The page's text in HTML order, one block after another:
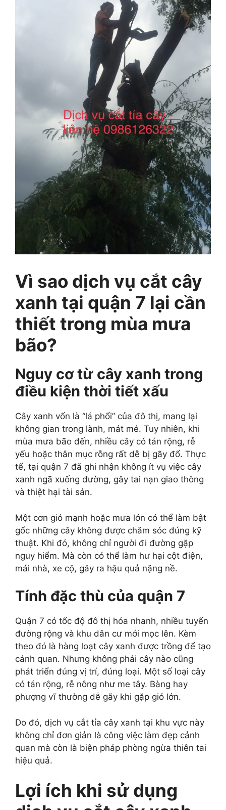
Vì sao dịch vụ cắt cây
xanh tại quận 7 lại cần
thiết trong mùa mưa
bão?
Nguy cơ từ cây xanh trong
điều kiện thời tiết xấu
Cây xanh vốn là “lá phổi” của đô thị, mang lại
không gian trong lành, mát mẻ. Tuy nhiên, khi
mùa mưa bão đến, nhiều cây có tán rộng, rễ
yếu hoặc thân mục rỗng rất dễ bị gãy đổ. Thực
tế, tại quận 7 đã ghi nhận không ít vụ việc cây
xanh ngã xuống đường, gây tai nạn giao thông
và thiệt hại tài sản.
Một cơn gió mạnh hoặc mưa lớn có thể làm bật
gốc những cây không được chăm sóc đúng kỹ
thuật. Khi đó, không chỉ người đi đường gặp
nguy hiểm. Mà còn có thể làm hư hại cột điện,
mái nhà, xe cộ, gây ra hậu quả nặng nề.
Tính đặc thù của quận 7
Quận 7 có tốc độ đô thị hóa nhanh, nhiều tuyến
đường rộng và khu dân cư mới mọc lên. Kèm
theo đó là hàng loạt cây xanh được trồng để tạo
cảnh quan. Nhưng không phải cây nào cũng
phát triển đúng vị trí, đúng loại. Một số loại cây
có tán rộng, rễ nông như me tây. Bàng hay
phượng vĩ thường dễ gãy khi gặp gió lớn.
Do đó, dịch vụ cắt tỉa cây xanh tại khu vực này
không chỉ đơn giản là công việc làm đẹp cảnh
quan mà còn là biện pháp phòng ngừa thiên tai
hiệu quả.
Lợi ích khi sử dụng